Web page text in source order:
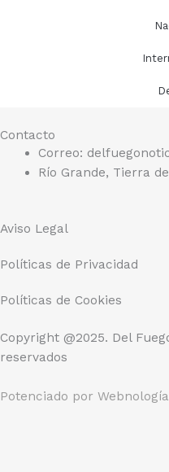
Contacto
Correo:
Río Grande, Tierra
Aviso Legal
Políticas de Privacidad
Políticas de Cookies
Copyright @2025. Del
reservados
Potenciado por Webnología